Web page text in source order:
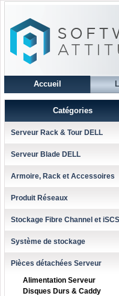
Accueil
Catégories
Serveur Rack & Tour DELL
Serveur Blade DELL
Armoire, Rack et Accessoires
Produit Réseaux
Stockage Fibre Channel et iSCSI
Système de stockage
Pièces détachées Serveur
Alimentation Serveur
Disques Durs & Caddy